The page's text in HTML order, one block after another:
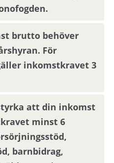
du behöva uppvisa
för din nya bostad.
års hyresnivå.
brutto behöver
För
inkomstkravet 3
att din inkomst
minst 6
barnbidrag,